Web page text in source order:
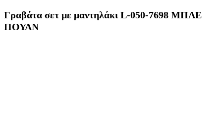
Γραβάτα σετ με μαντηλάκι L-050-7698 ΜΠΛΕ
ΠΟΥΑΝ